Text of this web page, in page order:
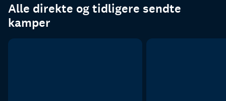
Alle direkte og tidligere sendte
kamper